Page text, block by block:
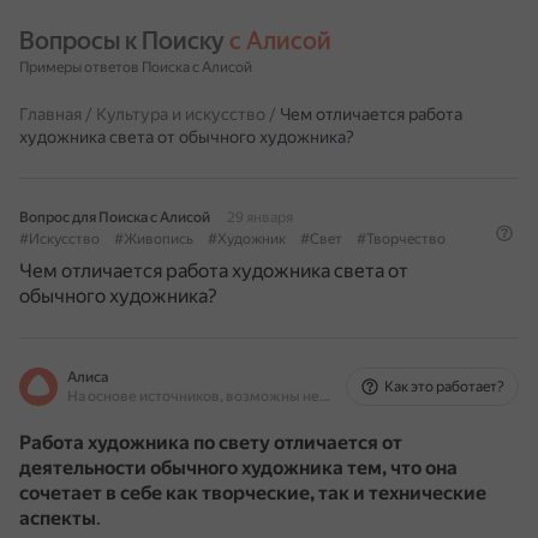
Вопросы к Поиску с Алисой
Примеры ответов Поиска с Алисой
Главная / Культура и искусство / Чем отличается работа
художника света от обычного художника?
Вопрос для Поиска с Алисой
29 января
#Искусство
#Живопись #Художник #Свет #Творчество
Чем отличается работа художника света от
обычного художника?
Алиса
На основе источников, возможны неточности
Как это работает?
Работа художника по свету отличается от
деятельности обычного художника тем, что она
сочетает в себе как творческие, так и технические
аспекты.